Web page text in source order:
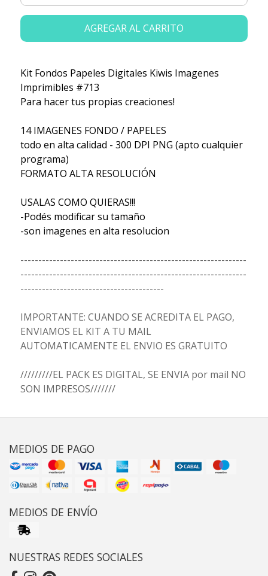
AGREGAR AL CARRITO
Kit Fondos Papeles Digitales Kiwis Imagenes
Imprimibles #713
Para hacer tus propias creaciones!
14 IMAGENES FONDO / PAPELES
todo en alta calidad - 300 DPI PNG (apto cualquier
programa)
FORMATO ALTA RESOLUCIÓN
USALAS COMO QUIERAS!!!
-Podés modificar su tamaño
-son imagenes en alta resolucion
---------------------------------------------------------------
---------------------------------------------------------------
----------------------------------------
IMPORTANTE: CUANDO SE ACREDITA EL PAGO,
ENVIAMOS EL KIT A TU MAIL
AUTOMATICAMENTE EL ENVIO ES GRATUITO
/////////EL PACK ES DIGITAL, SE ENVIA por mail NO
SON IMPRESOS///////
MEDIOS DE PAGO
MEDIOS DE ENVÍO
NUESTRAS REDES SOCIALES